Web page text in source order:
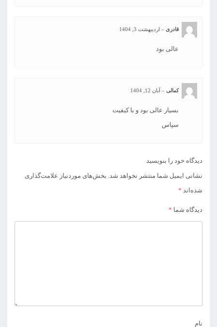
قادری – اردیبهشت 3, 1404
عالی بود
کمالی – آبان 12, 1404
بسیار عالی بود و با کیفیت
سپاس
دیدگاه خود را بنویسید
نشانی ایمیل شما منتشر نخواهد شد. بخش‌های موردنیاز علامت‌گذاری
شده‌اند *
دیدگاه شما *
نام